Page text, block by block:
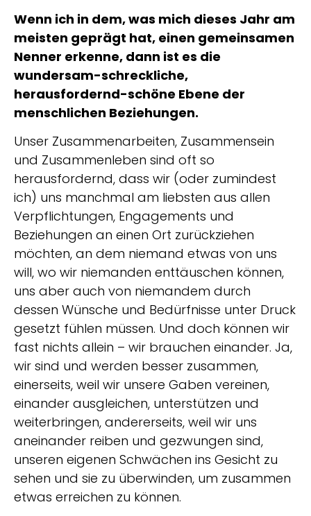
Wenn ich in dem, was mich dieses Jahr am
meisten geprägt hat, einen gemeinsamen
Nenner erkenne, dann ist es die
wundersam-schreckliche,
herausfordernd-schöne Ebene der
menschlichen Beziehungen.
Unser Zusammenarbeiten, Zusammensein
und Zusammenleben sind oft so
herausfordernd, dass wir (oder zumindest
ich) uns manchmal am liebsten aus allen
Verpflichtungen, Engagements und
Beziehungen an einen Ort zurückziehen
möchten, an dem niemand etwas von uns
will, wo wir niemanden enttäuschen können,
uns aber auch von niemandem durch
dessen Wünsche und Bedürfnisse unter Druck
gesetzt fühlen müssen. Und doch können wir
fast nichts allein – wir brauchen einander. Ja,
wir sind und werden besser zusammen,
einerseits, weil wir unsere Gaben vereinen,
einander ausgleichen, unterstützen und
weiterbringen, andererseits, weil wir uns
aneinander reiben und gezwungen sind,
unseren eigenen Schwächen ins Gesicht zu
sehen und sie zu überwinden, um zusammen
etwas erreichen zu können.